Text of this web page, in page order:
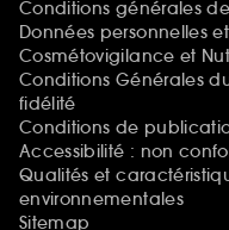
Conditions générales
Données personnelles
Cosmétovigilance et
Conditions Générales
fidélité
Conditions de
Accessibilité : non
Qualités et
environnementales
Sitemap